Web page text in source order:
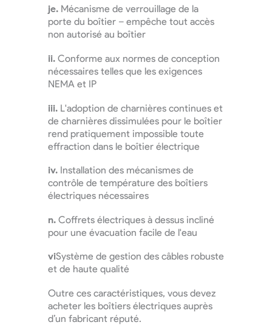
je. Mécanisme de verrouillage de la
porte du boîtier – empêche tout accès
non autorisé au boîtier
ii. Conforme aux normes de conception
nécessaires telles que les exigences
NEMA et IP
iii. L'adoption de charnières continues et
de charnières dissimulées pour le boîtier
rend pratiquement impossible toute
effraction dans le boîtier électrique
iv. Installation des mécanismes de
contrôle de température des boîtiers
électriques nécessaires
n. Coffrets électriques à dessus incliné
pour une évacuation facile de l'eau
viSystème de gestion des câbles robuste
et de haute qualité
Outre ces caractéristiques, vous devez
acheter les boîtiers électriques auprès
d’un fabricant réputé.